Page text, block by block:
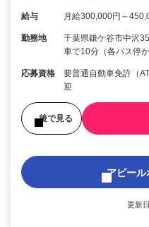
給与 月給300,000円～
勤務地
千葉県鎌ケ谷市中沢
車で10分（各バス停か
応募資格
要普通自動車免許（
迎
後で見る
アピール
更新